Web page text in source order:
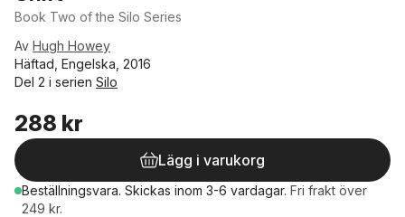
Book Two of the Silo Series
Av Hugh Howey
Häftad, Engelska, 2016
Del 2 i serien Silo
288 kr
Lägg i varukorg
Beställningsvara. Skickas inom 3-6 vardagar. Fri frakt över
249 kr.